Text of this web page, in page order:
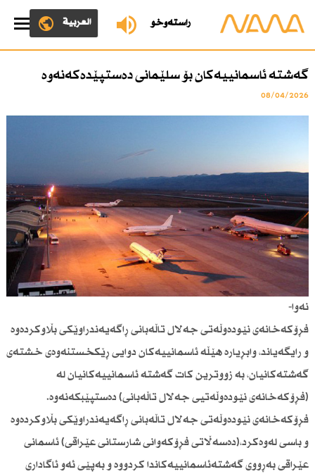
ڕاستەوخۆ العربية
گەشتە ئاسمانییەكان بۆ سلێمانی دەستپێدەكەنەوە
08/04/2026
نەوا-
فڕۆكەخانەی نێودەوڵەتی جەلال تاڵەبانی ڕاگەیەندراوێكی بڵاوكردەوە
و رایگەیاند، وابڕیارە هێڵە ئاسمانییەكان دوایی ڕێكخستنەوەی خشتەی
گەشتەكانیان، بە زووترین كات گەشتە ئاسمانییەكانیان لە
(فڕۆكەخانەی نێودەوڵەتیی جەلال تاڵەبانی) دەستپێبكەنەوە.
فڕۆكەخانەی نێودەوڵەتی جەلال تاڵەبانی ڕاگەیەندراوێكی بڵاوكردەوە
و باسی لەوەكرد،(دەسەڵاتی فڕۆكەوانی شارستانی عێراقی) ئاسمانی
عێراقی بەڕووی گەشتەئاسمانییەكاندا كردووە و بەپێی ئەو ئاگاداری